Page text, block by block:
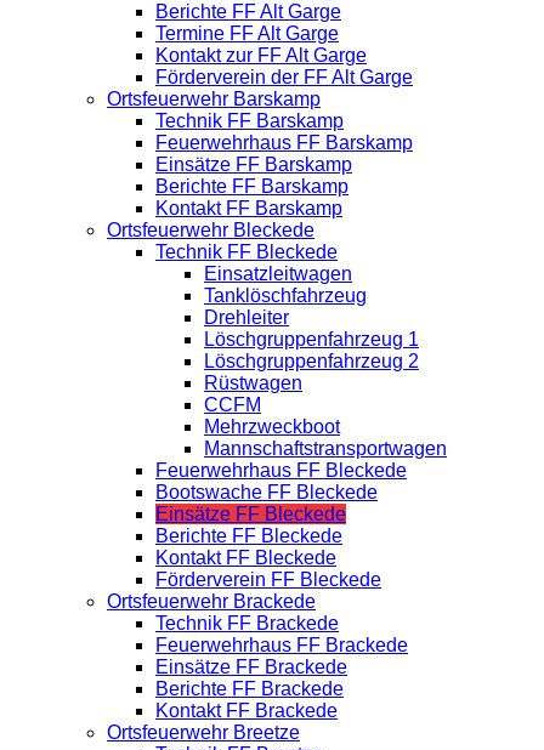
Berichte FF Alt Garge
Termine FF Alt Garge
Kontakt zur FF Alt Garge
Förderverein der FF Alt Garge
Ortsfeuerwehr Barskamp
Technik FF Barskamp
Feuerwehrhaus FF Barskamp
Einsätze FF Barskamp
Berichte FF Barskamp
Kontakt FF Barskamp
Ortsfeuerwehr Bleckede
Technik FF Bleckede
Einsatzleitwagen
Tanklöschfahrzeug
Drehleiter
Löschgruppenfahrzeug 1
Löschgruppenfahrzeug 2
Rüstwagen
CCFM
Mehrzweckboot
Mannschaftstransportwagen
Feuerwehrhaus FF Bleckede
Bootswache FF Bleckede
Einsätze FF Bleckede
Berichte FF Bleckede
Kontakt FF Bleckede
Förderverein FF Bleckede
Ortsfeuerwehr Brackede
Technik FF Brackede
Feuerwehrhaus FF Brackede
Einsätze FF Brackede
Berichte FF Brackede
Kontakt FF Brackede
Ortsfeuerwehr Breetze